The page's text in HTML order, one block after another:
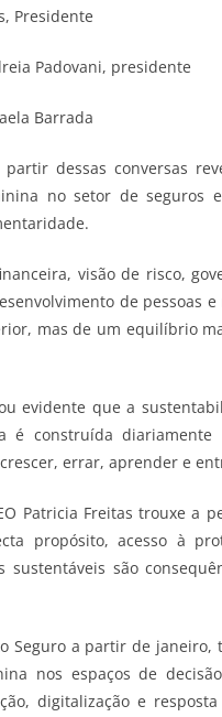
Presidente
Padovani, presidente
Barrada
dessas conversas
no setor de seguros
visão de risco,
de pessoas
mas de um equilíbrio
evidente que a
é construída
errar, aprender e
Patricia Freitas trouxe a
propósito, acesso à
sustentáveis são
Seguro a partir de
nos espaços de
digitalização e